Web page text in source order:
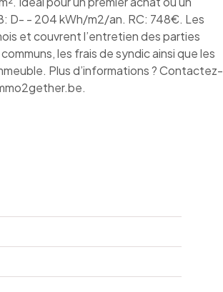
D- - 204 kWh/m2/an. RC: 748€. Les
et couvrent l’entretien des parties
les frais de syndic ainsi que les
Plus d’informations ? Contactez-